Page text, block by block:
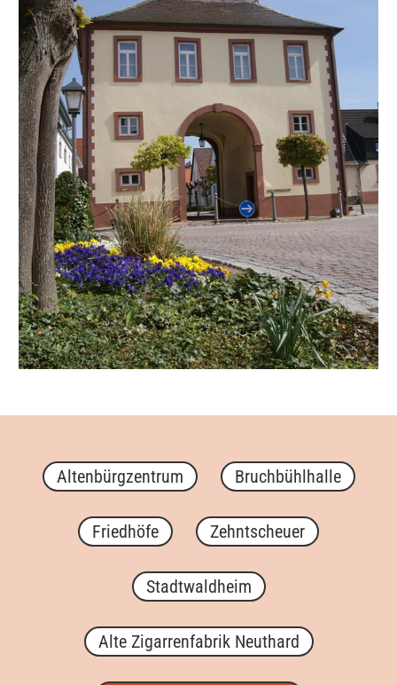
Altenbürgzentrum Bruchbühlhalle
Friedhöfe Zehntscheuer
Stadtwaldheim
Alte Zigarrenfabrik Neuthard